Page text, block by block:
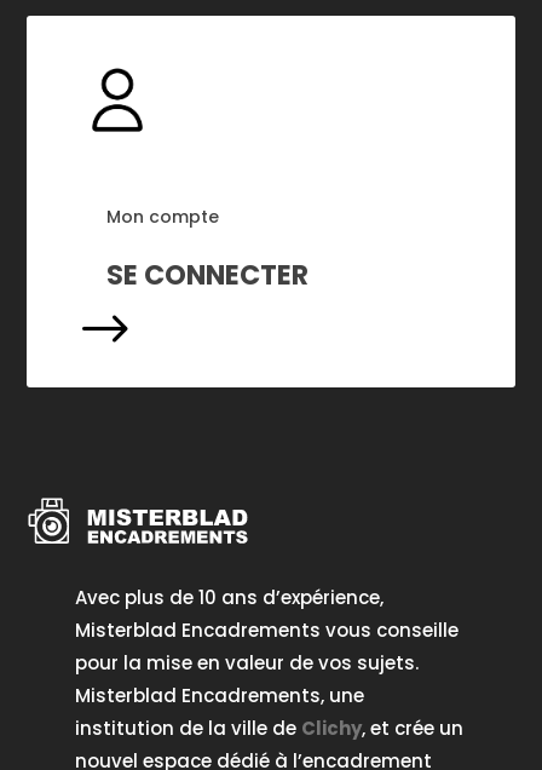
Mon compte
SE CONNECTER
$
Avec plus de 10 ans d’expérience,
Misterblad Encadrements vous conseille
pour la mise en valeur de vos sujets.
Misterblad Encadrements, une
institution de la ville de Clichy, et crée un
nouvel espace dédié à l’encadrement